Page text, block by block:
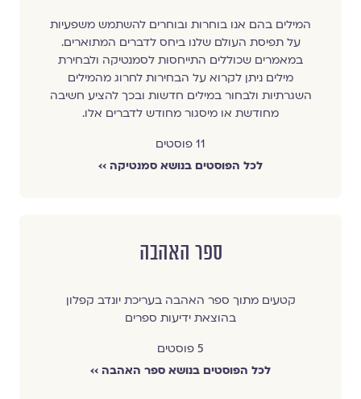
המילים בהם אנו בוחרות ובוחרים להשתמש משפעיות
על תפיסת העולם שלנו ביחס לדברים המתוארים.
במאמרים שכוללים התייחסות לסמנטיקה ולבחירת
מילים ניתן לקרוא על הבחירות לחרוג מהמילים
השגרתיות ולבחור במילים חדשות ובכך להציע חשיבה
מחודשת או מיסגור מחודש לדברים אלו.
11 פוסטים
לכל הפוסטים בנושא סמנטיקה ››
ספר האהבה
קטעים מתוך ספר האהבה בעריכת יונדב קפלון
בהוצאת ידיעות ספרים
5 פוסטים
לכל הפוסטים בנושא ספר האהבה ››